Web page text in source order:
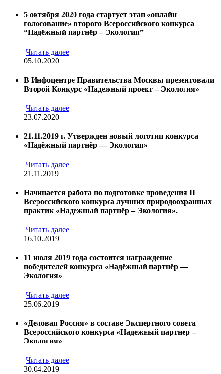
5 октября 2020 года стартует этап «онлайн
голосование» второго Всероссийского конкурса
“Надёжный партнёр – Экология”
Читать далее
05.10.2020
В Инфоцентре Правительства Москвы презентовали
Второй Конкурс «Надежный проект – Экология»
Читать далее
23.07.2020
21.11.2019 г. Утвержден новый логотип конкурса
«Надёжный партнёр — Экология»
Читать далее
21.11.2019
Начинается работа по подготовке проведения II
Всероссийского конкурса лучших природоохранных
практик «Надежный партнёр – Экология».
Читать далее
16.10.2019
11 июля 2019 года состоится награждение
победителей конкурса «Надёжный партнёр —
Экология»
Читать далее
25.06.2019
«Деловая Россия» в составе Экспертного совета
Всероссийского конкурса «Надежный партнер –
Экология»
Читать далее
30.04.2019